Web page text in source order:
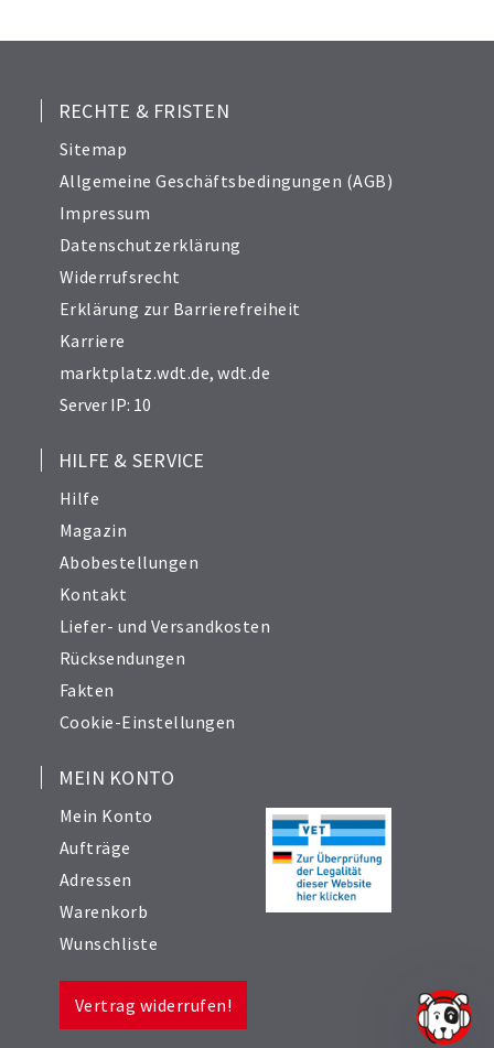
RECHTE & FRISTEN
Sitemap
Allgemeine Geschäftsbedingungen (AGB)
Impressum
Datenschutzerklärung
Widerrufsrecht
Erklärung zur Barrierefreiheit
Karriere
marktplatz.wdt.de,wdt.de
Server IP: 10
HILFE & SERVICE
Hilfe
Magazin
Abobestellungen
Kontakt
Liefer- und Versandkosten
Rücksendungen
Fakten
Cookie-Einstellungen
MEIN KONTO
Mein Konto
Aufträge
Adressen
Warenkorb
Wunschliste
Vertrag widerrufen!